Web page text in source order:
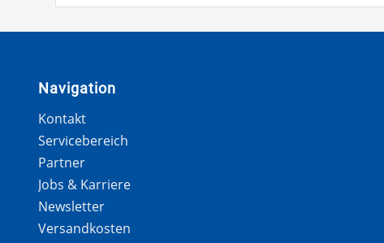
Navigation
Kontakt
Servicebereich
Partner
Jobs & Karriere
Newsletter
Versandkosten